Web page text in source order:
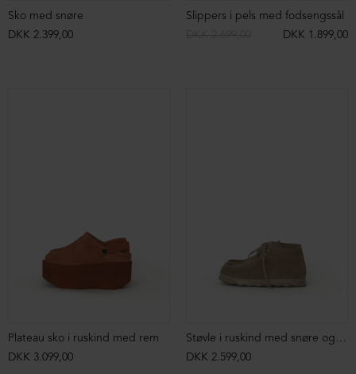
Sko med snøre
DKK 2.399,00
Slippers i pels med fodsengssål
DKK 1.899,00
Plateau sko i ruskind med rem
DKK 3.099,00
Støvle i ruskind med snøre og markant syning
DKK 2.599,00